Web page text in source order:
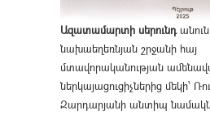
Ազատամարտի սերունդ
նախաեղեռնյան շրջանի հայ
մտավորականության
ներկայացուցիչներից մեկի՝
Զարդարյանի անտիպ